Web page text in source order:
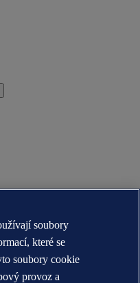
soubory
které se
soubory cookie
provoz a